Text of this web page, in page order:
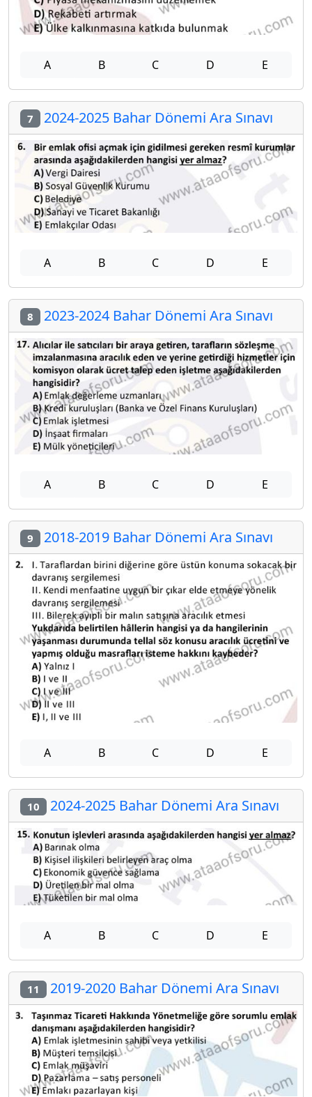
A B C D E
7 2024-2025 Bahar Dönemi Ara Sınavı
A B C D E
8 2023-2024 Bahar Dönemi Ara Sınavı
A B C D E
9 2018-2019 Bahar Dönemi Ara Sınavı
A B C D E
10 2024-2025 Bahar Dönemi Ara Sınavı
A B C D E
11 2019-2020 Bahar Dönemi Ara Sınavı